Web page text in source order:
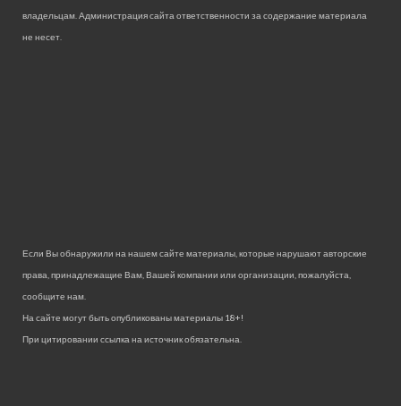
владельцам. Администрация сайта ответственности за содержание материала
не несет.
Если Вы обнаружили на нашем сайте материалы, которые нарушают авторские
права, принадлежащие Вам, Вашей компании или организации, пожалуйста,
сообщите нам.
На сайте могут быть опубликованы материалы 18+!
При цитировании ссылка на источник обязательна.